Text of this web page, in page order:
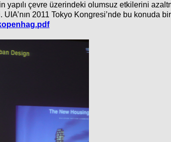
yapılı çevre üzerindeki olumsuz etkilerini
2011 Tokyo Kongresi’nde bu